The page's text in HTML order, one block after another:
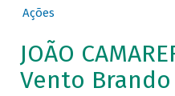
Ações
JOÃO
Vento Brando